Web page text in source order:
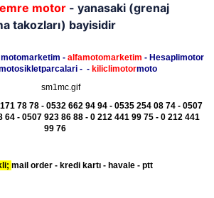
emre motor - yanasaki (grenaj
takozları) bayisidir
motomarketim - alfamotomarketim - Hesaplimotor
- - kiliclimotormoto
78 78 - 0532 662 94 94 - 0535 254 08 74 - 0507
64 - 0507 923 86 88 - 0 212 441 99 75 - 0 212 441
99 76
mail order - kredi kartı - havale - ptt